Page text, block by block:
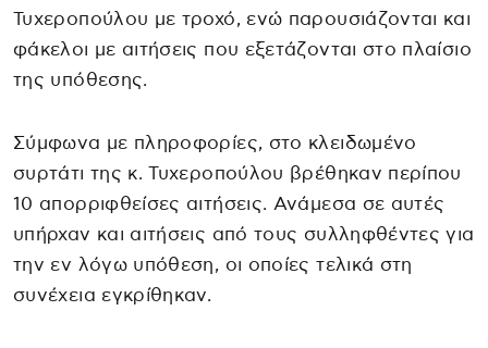
Τυχεροπούλου με τροχό, ενώ παρουσιάζονται και
φάκελοι με αιτήσεις που εξετάζονται στο πλαίσιο
της υπόθεσης.
Σύμφωνα με πληροφορίες, στο κλειδωμένο
συρτάτι της κ. Τυχεροπούλου βρέθηκαν περίπου
10 απορριφθείσες αιτήσεις. Ανάμεσα σε αυτές
υπήρχαν και αιτήσεις από τους συλληφθέντες για
την εν λόγω υπόθεση, οι οποίες τελικά στη
συνέχεια εγκρίθηκαν.